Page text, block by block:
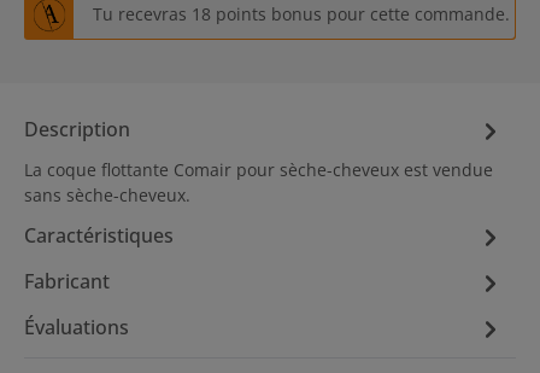
Tu recevras 18 points bonus pour cette commande.
Description
La coque flottante Comair pour sèche-cheveux est vendue
sans sèche-cheveux.
Caractéristiques
Fabricant
Évaluations